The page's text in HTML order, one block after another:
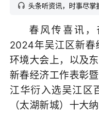
头条听资讯，时事尽掌
春风传喜讯
2024年吴江区新春
环境大会上，以及
新春经济工作表彰
江华衍入选吴江区
（太湖新城）十大